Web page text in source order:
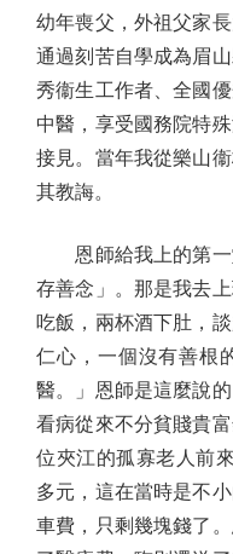
幼年喪父，外祖父家
通過刻苦自學成為眉
秀衞生工作者、全國
中醫，享受國務院特
接見。當年我從樂山
其教誨。
恩師給我上的第一
存善念」。那是我去
吃飯，兩杯酒下肚，
仁心，一個沒有善根
醫。」恩師是這麼說
看病從來不分貧賤貴
位夾江的孤寡老人前
多元，這在當時是不
車費，只剩幾塊錢了